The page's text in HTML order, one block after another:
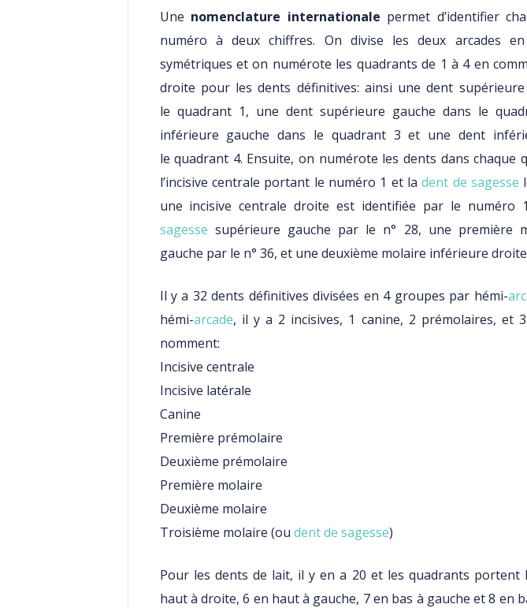
Une nomenclature internationale permet d’identifier
numéro à deux chiffres. On divise les deux arcades
symétriques et on numérote les quadrants de 1 à 4 en
droite pour les dents définitives: ainsi une dent
le quadrant 1, une dent supérieure gauche dans le
inférieure gauche dans le quadrant 3 et une dent
le quadrant 4. Ensuite, on numérote les dents dans chaque
l’incisive centrale portant le numéro 1 et ladent de sagesse
une incisive centrale droite est identifiée par le numéro
sagesse supérieure gauche par le n° 28, une première
gauche par le n° 36, et une deuxième molaire inférieure
Il y a 32 dents définitives divisées en 4 groupes par hémi-
hémi-arcade, il y a 2 incisives, 1 canine, 2 prémolaires, et 3
nomment:
Incisive centrale
Incisive latérale
Canine
Première prémolaire
Deuxième prémolaire
Première molaire
Deuxième molaire
Troisième molaire (ou dent de sagesse)
Pour les dents de lait, il y en a 20 et les quadrants portent
haut à droite, 6 en haut à gauche, 7 en bas à gauche et 8 en